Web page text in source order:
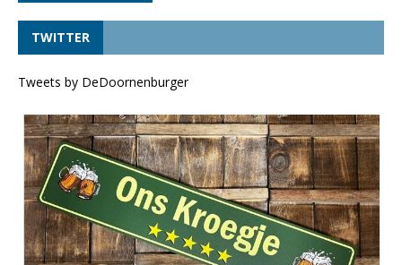
TWITTER
Tweets by DeDoornenburger